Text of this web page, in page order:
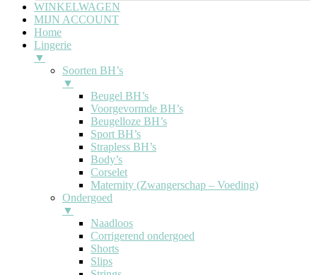
WINKELWAGEN
MIJN ACCOUNT
Home
Lingerie
▼
Soorten BH’s
▼
Beugel BH’s
Voorgevormde BH’s
Beugelloze BH’s
Sport BH’s
Strapless BH’s
Body’s
Corselet
Maternity (Zwangerschap – Voeding)
Ondergoed
▼
Naadloos
Corrigerend ondergoed
Shorts
Slips